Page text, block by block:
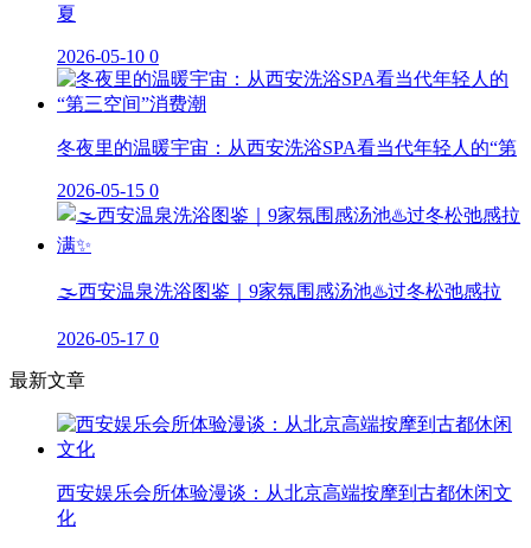
夏
2026-05-10 0
冬夜里的温暖宇宙：从西安洗浴SPA看当代年轻人的“第
2026-05-15 0
🌫️西安温泉洗浴图鉴｜9家氛围感汤池♨️过冬松弛感拉
2026-05-17 0
最新文章
西安娱乐会所体验漫谈：从北京高端按摩到古都休闲文
化